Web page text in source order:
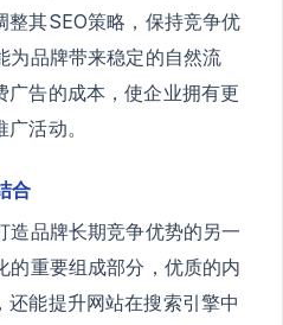
其SEO策略，保持竞争优
为品牌带来稳定的自然流
告的成本，使企业拥有更
活动。
合
造品牌长期竞争优势的另一
的重要组成部分，优质的内
能提升网站在搜索引擎中